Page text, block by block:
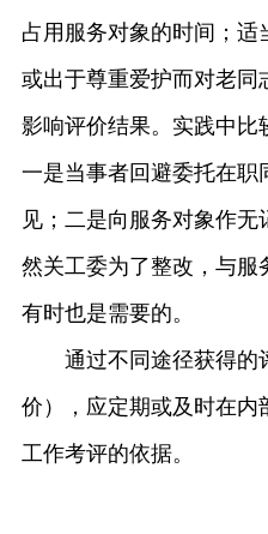
占用服务对象的时间；
或出于尊重爱护而对老同
影响评价结果。实践中比
一是当事者回避委托在职
见；二是向服务对象作
然关工委为了整改，与服
有时也是需要的。
通过不同途径获得的
价），应定期或及时在内
工作考评的依据。